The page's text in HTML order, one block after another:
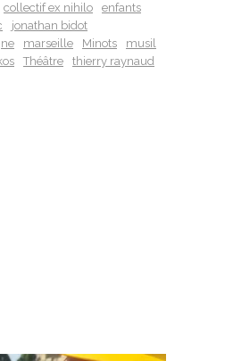
collectif ex nihilo
enfants
jonathan bidot
marseille Minots
musil
Théâtre
thierry raynaud